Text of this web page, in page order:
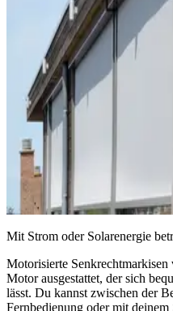
Mit Strom oder Solarenergie
Motorisierte
Motor ausgestattet, der sich
lässt. Du kannst zwischen der
Fernbedienung oder mit